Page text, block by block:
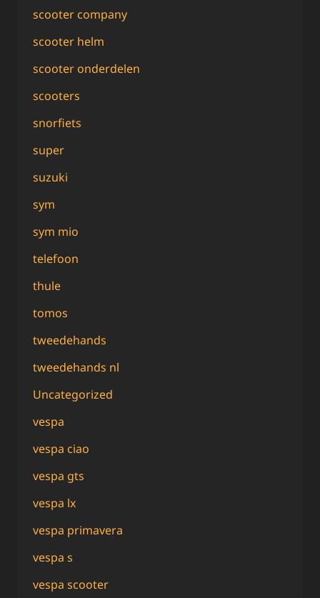
scooter company
scooter helm
scooter onderdelen
scooters
snorfiets
super
suzuki
sym
sym mio
telefoon
thule
tomos
tweedehands
tweedehands nl
Uncategorized
vespa
vespa ciao
vespa gts
vespa lx
vespa primavera
vespa s
vespa scooter